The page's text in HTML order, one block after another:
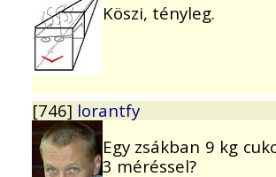
Köszi, tényleg.
[746] lorantfy
Egy zsákban 9 kg
3 méréssel?